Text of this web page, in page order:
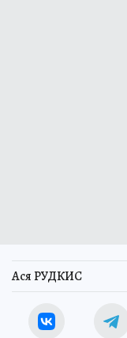
Ася РУДКИС